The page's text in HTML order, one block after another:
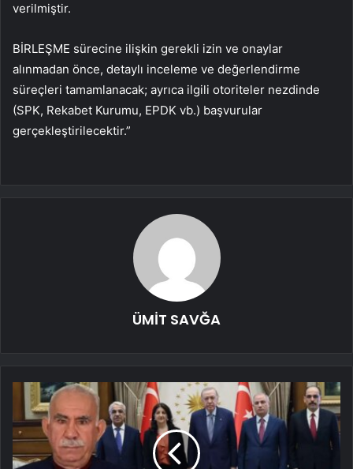
verilmiştir.
BİRLEŞME sürecine ilişkin gerekli izin ve onaylar
alınmadan önce, detaylı inceleme ve değerlendirme
süreçleri tamamlanacak; ayrıca ilgili otoriteler nezdinde
(SPK, Rekabet Kurumu, EPDK vb.) başvurular
gerçekleştirilecektir.”
ÜMİT SAVĞA